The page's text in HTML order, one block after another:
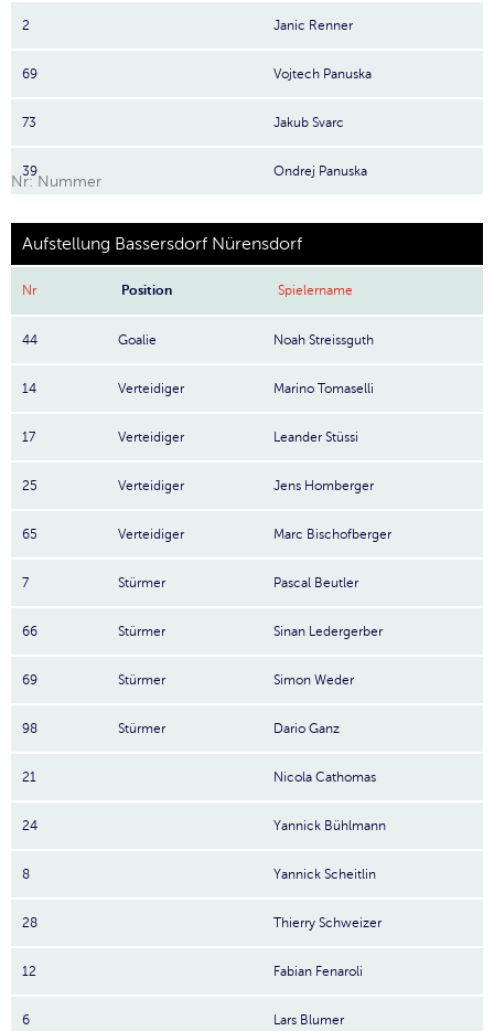
2 Janic Renner
69 Vojtech Panuska
73 Jakub Svarc
39 Ondrej Panuska
Nr: Nummer
Aufstellung Bassersdorf Nürensdorf
Nr Position Spielername
44 Goalie Noah Streissguth
14 Verteidiger Marino Tomaselli
17 Verteidiger Leander Stüssi
25 Verteidiger Jens Homberger
65 Verteidiger Marc Bischofberger
7 Stürmer Pascal Beutler
66 Stürmer Sinan Ledergerber
69 Stürmer Simon Weder
98 Stürmer Dario Ganz
21 Nicola Cathomas
24 Yannick Bühlmann
8 Yannick Scheitlin
28 Thierry Schweizer
12 Fabian Fenaroli
6 Lars Blumer